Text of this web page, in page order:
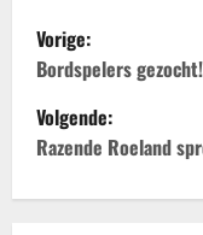
B
e
r
Vorige:
Bordspelers gezocht!
Volgende:
Razende Roeland